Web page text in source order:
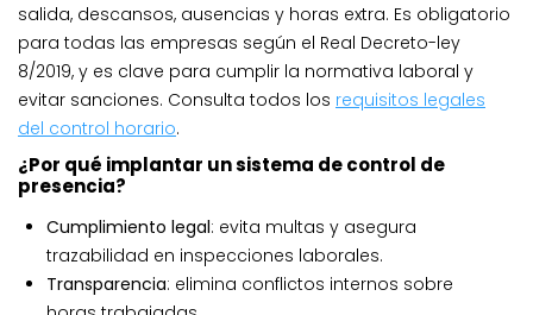
salida, descansos, ausencias y horas extra. Es obligatorio
para todas las empresas según el Real Decreto-ley
8/2019, y es clave para cumplir la normativa laboral y
evitar sanciones. Consulta todos los requisitos legales
del control horario.
¿Por qué implantar un sistema de control de
presencia?
Cumplimiento legal: evita multas y asegura
trazabilidad en inspecciones laborales.
Transparencia: elimina conflictos internos sobre